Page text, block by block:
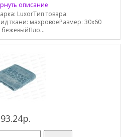
описание
LuxorТип товара:
ткани: махровоеРазмер: 30х60
бежевыйПло...
93.24р.